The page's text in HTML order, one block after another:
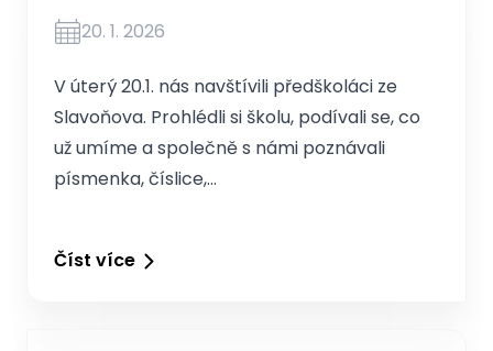
20. 1. 2026
V úterý 20.1. nás navštívili předškoláci ze
Slavoňova. Prohlédli si školu, podívali se, co
už umíme a společně s námi poznávali
písmenka, číslice,…
Číst více